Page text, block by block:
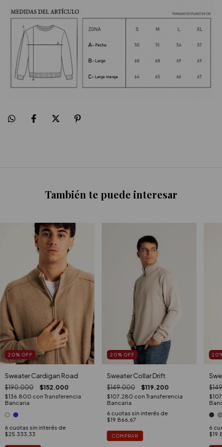
También te puede interesar
20% OFF
Sweater Cardigan Road
$190.000 $152.000
$136.800 con Transferencia
Bancaria
6 cuotas sin interés de
$25.333,33
20% OFF
Sweater Collar Drift
$149.000 $119.200
$107.280 con Transferencia
Bancaria
6 cuotas sin interés de
$19.866,67
COMPRAR
20
6